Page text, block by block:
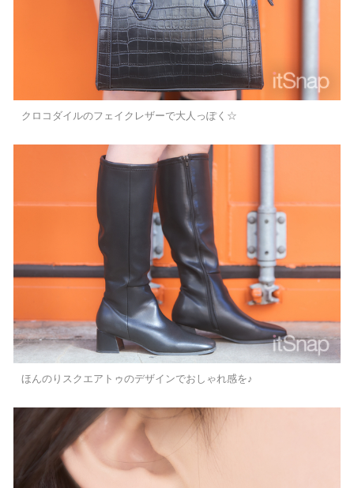
クロコダイルのフェイクレザーで大人っぽく☆
ほんのりスクエアトゥのデザインでおしゃれ感を♪